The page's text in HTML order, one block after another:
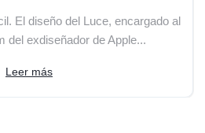
El diseño del Luce, encargado al
del exdiseñador de Apple...
Leer más